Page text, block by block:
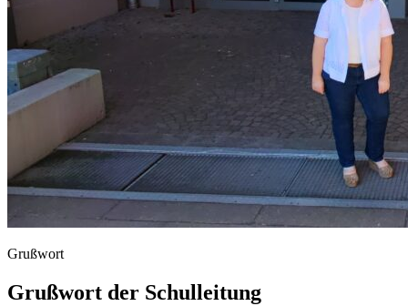
Grußwort
Grußwort der Schulleitung